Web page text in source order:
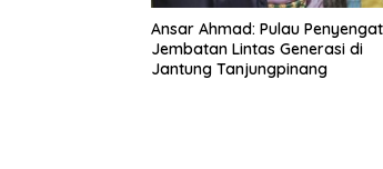
Ansar Ahmad: Pulau Penyengat
Jembatan Lintas Generasi di
Jantung Tanjungpinang